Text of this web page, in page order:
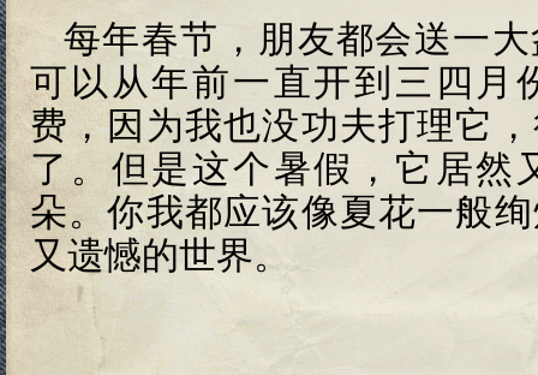
每年春节，朋友都会送一
可以从年前一直开到三四月
费，因为我也没功夫打理它
了。但是这个暑假，它居然
朵。你我都应该像夏花一般
又遗憾的世界。